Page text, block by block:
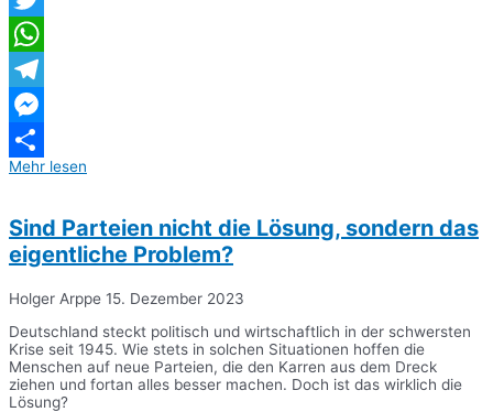
Twitter
WhatsApp
Telegram
Messenger
Teilen
Mehr lesen
Sind Parteien nicht die Lösung, sondern das
eigentliche Problem?
Holger Arppe 15. Dezember 2023
Deutschland steckt politisch und wirtschaftlich in der schwersten
Krise seit 1945. Wie stets in solchen Situationen hoffen die
Menschen auf neue Parteien, die den Karren aus dem Dreck
ziehen und fortan alles besser machen. Doch ist das wirklich die
Lösung?